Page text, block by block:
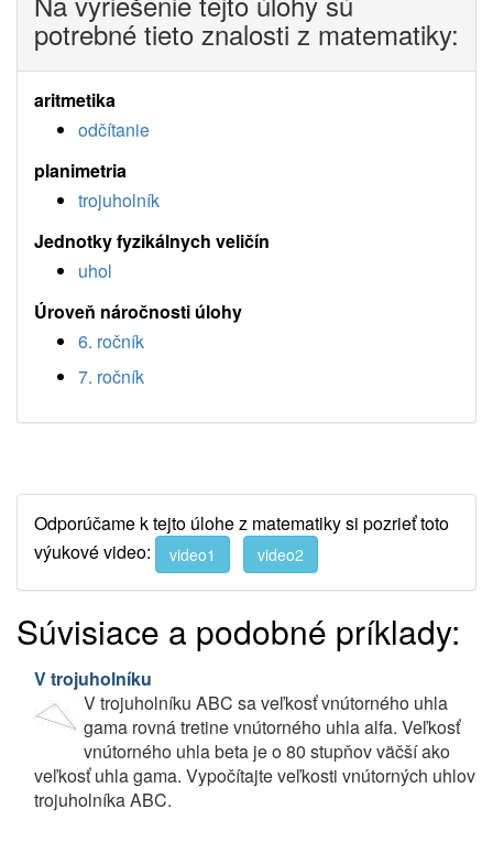
potrebné tieto znalosti z matematiky:
aritmetika
odčítanie
planimetria
trojuholník
Jednotky fyzikálnych veličín
uhol
Úroveň náročnosti úlohy
6. ročník
7. ročník
Odporúčame k tejto úlohe z matematiky si pozrieť toto
výukové video:
video1 video2
Súvisiace a podobné príklady:
V trojuholníku
V trojuholníku ABC sa veľkosť vnútorného uhla
gama rovná tretine vnútorného uhla alfa. Veľkosť
vnútorného uhla beta je o 80 stupňov väčší ako
veľkosť uhla gama. Vypočítajte veľkosti vnútorných uhlov
trojuholníka ABC.